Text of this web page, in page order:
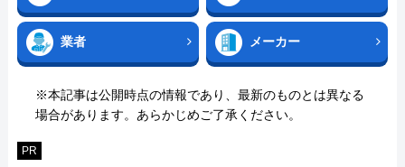
業者 メーカー
※本記事は公開時点の情報であり、最新のものとは異なる
場合があります。あらかじめご了承ください。
PR